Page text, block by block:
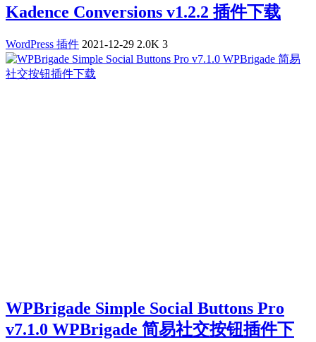
Kadence Conversions v1.2.2 插件下载
WordPress 插件 2021-12-29 2.0K 3
WPBrigade Simple Social Buttons Pro
v7.1.0 WPBrigade 简易社交按钮插件下